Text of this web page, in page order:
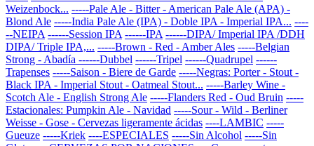
Weizenbock... -----Pale Ale - Bitter - American Pale Ale (APA) -
Blond Ale -----India Pale Ale (IPA) - Doble IPA - Imperial IPA... ----
--NEIPA ------Session IPA ------IPA ------DIPA/ Imperial IPA /DDH
DIPA/ Triple IPA,... -----Brown - Red - Amber Ales -----Belgian
Strong - Abadía ------Dubbel ------Tripel ------Quadrupel ------
Trapenses -----Saison - Biere de Garde -----Negras: Porter - Stout -
Black IPA - Imperial Stout - Oatmeal Stout... -----Barley Wine -
Scotch Ale - English Strong Ale -----Flanders Red - Oud Bruin -----
Estacionales: Pumpkin Ale - Navidad -----Sour - Wild - Berliner
Weisse - Gose - Cervezas ligeramente ácidas ----LAMBIC -----
Gueuze -----Kriek ----ESPECIALES -----Sin Alcohol -----Sin